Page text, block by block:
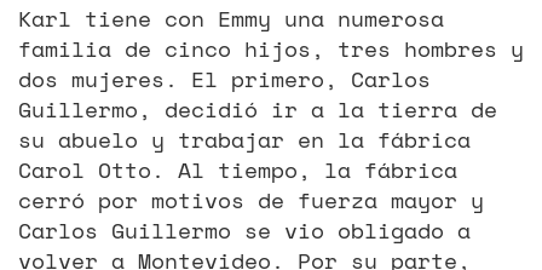
Karl tiene con Emmy una numerosa
familia de cinco hijos, tres hombres y
dos mujeres. El primero, Carlos
Guillermo, decidió ir a la tierra de
su abuelo y trabajar en la fábrica
Carol Otto. Al tiempo, la fábrica
cerró por motivos de fuerza mayor y
Carlos Guillermo se vio obligado a
volver a Montevideo. Por su parte,